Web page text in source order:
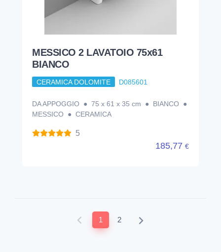
MESSICO 2 LAVATOIO 75x61
BIANCO
CERAMICA DOLOMITE D085601
DA APPOGGIO ● 75 x 61 x 35 cm ● BIANCO ●
MESSICO ● CERAMICA
5
185,77 €
1 2